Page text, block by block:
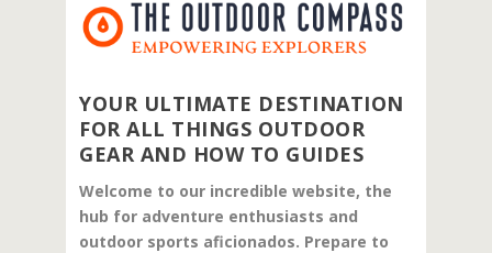
YOUR ULTIMATE DESTINATION
FOR ALL THINGS OUTDOOR
GEAR AND HOW TO GUIDES
Welcome to our incredible website, the
hub for adventure enthusiasts and
outdoor sports aficionados. Prepare to